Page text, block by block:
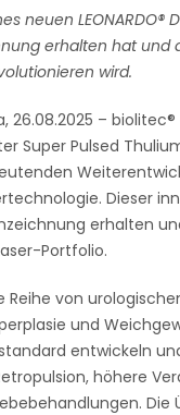
neuen LEONARDO®
erhalten hat und
wird.
26.08.2025 – biolitec®
Super Pulsed
Dieser
erhalten
Portfolio.
Reihe von
und
entwickeln
höhere
Die